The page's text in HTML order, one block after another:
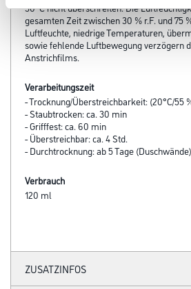
30°C nicht überschreiten. Die
gesamten Zeit zwischen 30 % r.F. und 75
Luftfeuchte, niedrige Temperaturen,
sowie fehlende Luftbewegung verzögern
Anstrichfilms.
Verarbeitungszeit
- Trocknung/Überstreichbarkeit: (20°C/55
- Staubtrocken: ca. 30 min
- Grifffest: ca. 60 min
- Überstreichbar: ca. 4 Std.
- Durchtrocknung: ab 5 Tage (Duschwände)
Verbrauch
120 ml
ZUSATZINFOS